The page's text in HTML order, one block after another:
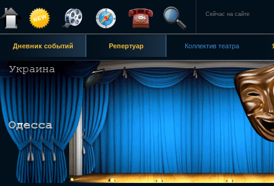
Сейчас на сайте
Дневник событий Репертуар Коллектив театра